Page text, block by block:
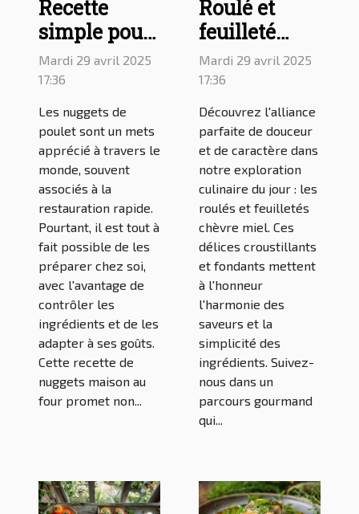
Recette
simple pour
faire des
nuggets
maison au
four
Mardi 29 avril 2025
17:36
Les nuggets de
poulet sont un mets
apprécié à travers le
monde, souvent
associés à la
restauration rapide.
Pourtant, il est tout à
fait possible de les
préparer chez soi,
avec l'avantage de
contrôler les
ingrédients et de les
adapter à ses goûts.
Cette recette de
nuggets maison au
four promet non...
Roulé et
feuilleté
chèvre miel
: délicieuses
recettes à
découvrir
Mardi 29 avril 2025
17:36
Découvrez l'alliance
parfaite de douceur
et de caractère dans
notre exploration
culinaire du jour : les
roulés et feuilletés
chèvre miel. Ces
délices croustillants
et fondants mettent
à l'honneur
l'harmonie des
saveurs et la
simplicité des
ingrédients. Suivez-
nous dans un
parcours gourmand
qui...